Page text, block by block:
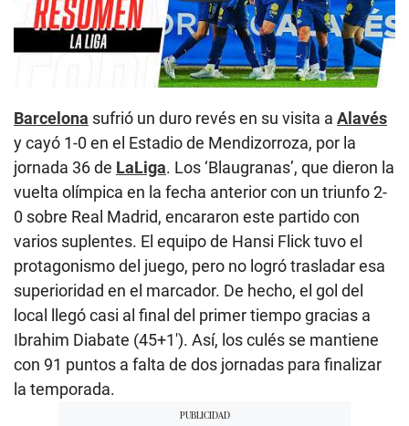
Barcelona sufrió un duro revés en su visita a Alavés
y cayó 1-0 en el Estadio de Mendizorroza, por la
jornada 36 de LaLiga. Los ‘Blaugranas’, que dieron la
vuelta olímpica en la fecha anterior con un triunfo 2-
0 sobre Real Madrid, encararon este partido con
varios suplentes. El equipo de Hansi Flick tuvo el
protagonismo del juego, pero no logró trasladar esa
superioridad en el marcador. De hecho, el gol del
local llegó casi al final del primer tiempo gracias a
Ibrahim Diabate (45+1′). Así, los culés se mantiene
con 91 puntos a falta de dos jornadas para finalizar
la temporada.